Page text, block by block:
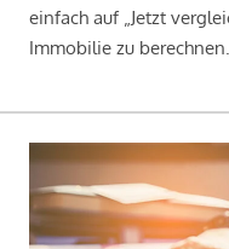
einfach auf „Jetzt
Immobilie zu berechnen.